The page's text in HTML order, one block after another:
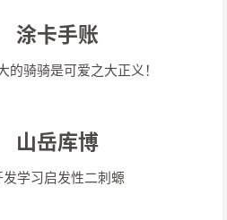
涂卡手账
的骑骑是可爱之大正义！
山岳库博
发学习启发性二刺螈